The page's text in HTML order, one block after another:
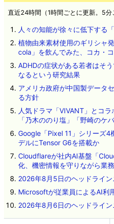
直近24時間（1時間ごとに更新。5分
人々の知能が徐々に低下する
植物由来素材使用のギリシャ
cola」を飲んでみた、コカ・
ADHDの症状がある若者はそ
なるという研究結果
アメリカ政府が中国製データ
る方針
人気ドラマ「VIVANT」とコ
「乃木ののり塩」「野崎のケ
Google「Pixel 11」シリーズ4
デルにTensor G6を搭載か
Cloudflareが社内AI基盤「
化、機密情報を守りながら業
2026年8月5日のヘッドライン
Microsoftが従業員によるAI利
2026年8月6日のヘッドライン